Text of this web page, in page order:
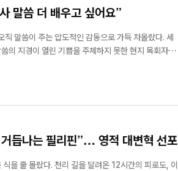
말씀 더 배우고 싶어요”
말씀이 주는 압도적인 감동으로 가득 차올랐다. 세
의 지경이 열린 기쁨을 주체하지 못한 현지 목회자들
듭나는 필리핀”… 영적 대변혁 선포
을 줄 몰랐다. 천리 길을 달려온 12시간의 피로도, 이